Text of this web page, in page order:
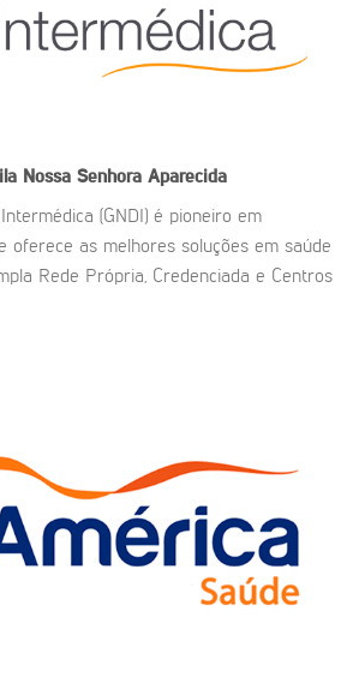
Nossa Senhora Aparecida
(GNDI) é pioneiro em
oferece as melhores soluções em saúde
Rede Própria, Credenciada e Centros